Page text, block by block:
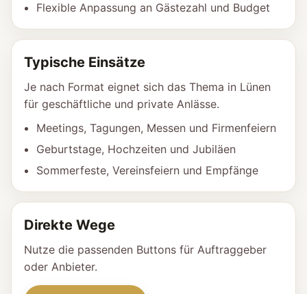
Flexible Anpassung an Gästezahl und Budget
Typische Einsätze
Je nach Format eignet sich das Thema in Lünen
für geschäftliche und private Anlässe.
Meetings, Tagungen, Messen und Firmenfeiern
Geburtstage, Hochzeiten und Jubiläen
Sommerfeste, Vereinsfeiern und Empfänge
Direkte Wege
Nutze die passenden Buttons für Auftraggeber
oder Anbieter.